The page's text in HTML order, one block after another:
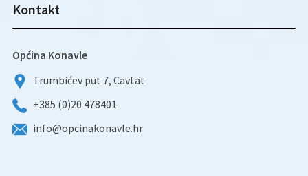
Kontakt
Općina Konavle
Trumbićev put 7, Cavtat
+385 (0)20 478401
info@opcinakonavle.hr